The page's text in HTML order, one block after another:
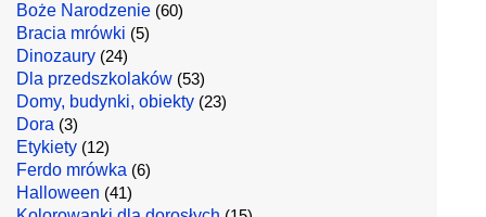
Boże Narodzenie (60)
Bracia mrówki (5)
Dinozaury (24)
Dla przedszkolaków (53)
Domy, budynki, obiekty (23)
Dora (3)
Etykiety (12)
Ferdo mrówka (6)
Halloween (41)